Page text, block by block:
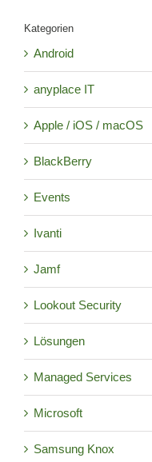
Kategorien
Android
anyplace IT
Apple / iOS / macOS
BlackBerry
Events
Ivanti
Jamf
Lookout Security
Lösungen
Managed Services
Microsoft
Samsung Knox